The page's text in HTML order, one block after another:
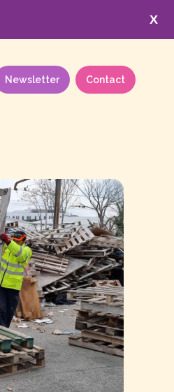
X
Newsletter Contact